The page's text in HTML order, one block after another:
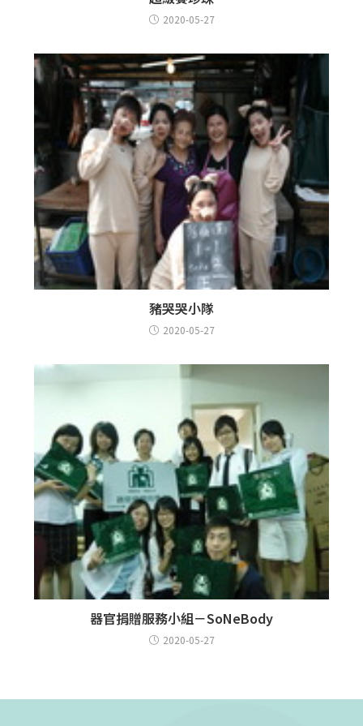
2020-05-27
豬哭哭小隊
2020-05-27
器官捐贈服務小組－SoNeBody
2020-05-27